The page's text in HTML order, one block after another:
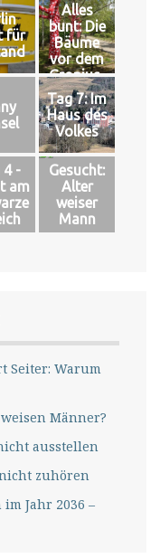
für
Alles
bunt: Die
Bäume
vor dem
Gropius-
Bau
Tag 7: Im
Haus des
Volkes
4 -
am
Gesucht:
Alter
weiser
Mann
Seiter: Warum
Männer?
ausstellen
zuhören
Jahr 2036 –